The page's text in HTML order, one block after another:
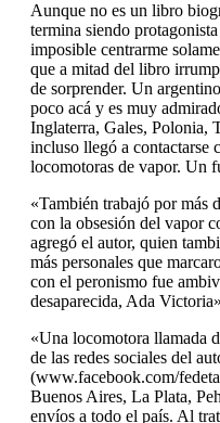
Aunque no es un libro
termina siendo
imposible centrarme
que a mitad del libro
de sorprender. Un
poco acá y es muy
Inglaterra, Gales, Polonia,
incluso llegó a contactarse
locomotoras de vapor. Un
«También trabajó por más
con la obsesión del vapor
agregó el autor, quien
más personales que
con el peronismo fue
desaparecida, Ada
«Una locomotora llamada
de las redes sociales del
(www.facebook.com/
Buenos Aires, La Plata,
envíos a todo el país. Al